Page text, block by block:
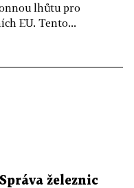
lhůtu pro
EU. Tento...
železnic